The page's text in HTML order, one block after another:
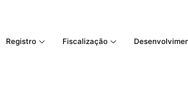
Registro Fiscalização